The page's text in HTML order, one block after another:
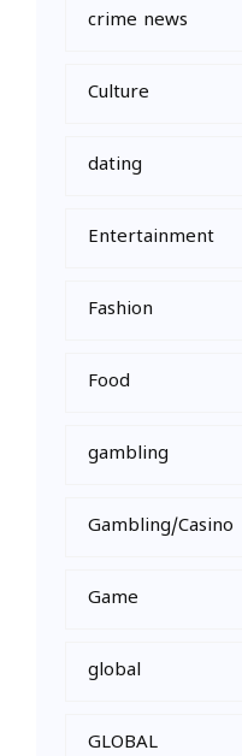
crime news
Culture
dating
Entertainment
Fashion
Food
gambling
Gambling/Casino
Game
global
GLOBAL